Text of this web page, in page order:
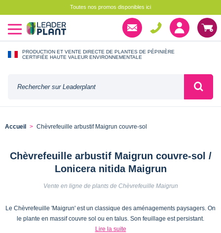
Toutes nos promos disponibles ici
PRODUCTION ET VENTE DIRECTE DE PLANTES DE PÉPINIÈRE
CERTIFIÉE HAUTE VALEUR ENVIRONNEMENTALE
Accueil Chèvrefeuille arbustif Maigrun couvre-sol
Chèvrefeuille arbustif Maigrun couvre-sol /
Lonicera nitida Maigrun
Vente en ligne de plants de Chèvrefeuille Maigrun
Le Chèvrefeuille 'Maigrun' est un classique des aménagements paysagers. On
le plante en massif couvre sol ou en talus. Son feuillage est persistant.
Lire la suite